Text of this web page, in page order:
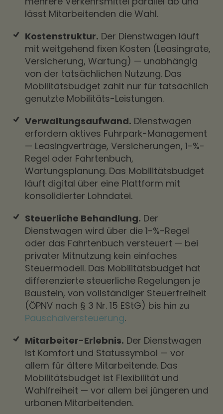
lässt Mitarbeitenden die Wahl.
Kostenstruktur. Der Dienstwagen läuft
mit weitgehend fixen Kosten (Leasingrate,
Versicherung, Wartung) — unabhängig
von der tatsächlichen Nutzung. Das
Mobilitätsbudget zahlt nur für tatsächlich
genutzte Mobilitäts-Leistungen.
Verwaltungsaufwand. Dienstwagen
erfordern aktives Fuhrpark-Management
— Leasingverträge, Versicherungen, 1-%-
Regel oder Fahrtenbuch,
Wartungsplanung. Das Mobilitätsbudget
läuft digital über eine Plattform mit
konsolidierter Lohndatei.
Steuerliche Behandlung. Der
Dienstwagen wird über die 1-%-Regel
oder das Fahrtenbuch versteuert — bei
privater Mitnutzung kein einfaches
Steuermodell. Das Mobilitätsbudget hat
differenzierte steuerliche Regelungen je
Baustein, von vollständiger Steuerfreiheit
(ÖPNV nach § 3 Nr. 15 EStG) bis hin zu
Pauschalversteuerung.
Mitarbeiter-Erlebnis. Der Dienstwagen
ist Komfort und Statussymbol — vor
allem für ältere Mitarbeitende. Das
Mobilitätsbudget ist Flexibilität und
Wahlfreiheit — vor allem bei jüngeren und
urbanen Mitarbeitenden.